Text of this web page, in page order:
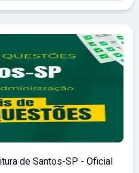
de Santos-SP - Oficial